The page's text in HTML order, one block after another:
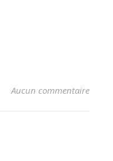
Aucun commentaire